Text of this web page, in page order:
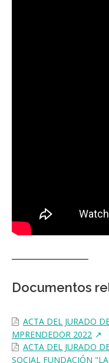
Documentos
ACTA DEL JURADO
MPRENDEDOR 2022
ACTA DEL JURADO
SOCIAL FUNDACIÓN